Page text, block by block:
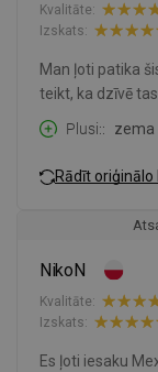
Kvalitāte:
Izskats:
Man ļoti patika
teikt, ka dzīvē
Plusi:
zema
Rādīt
NikoN
Kvalitāte:
Izskats:
Es ļoti iesaku